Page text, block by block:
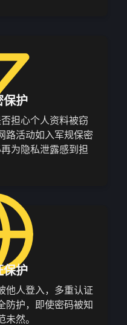
保护
担心个人资料被窃
路活动如入军规保密
为隐私泄露感到担
保护
他人登入，多重认证
防护，即使密码被知
未然。